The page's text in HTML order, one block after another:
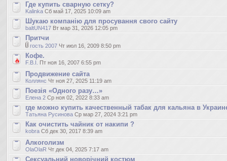
Где купить сварную сетку?
Kalinka Сб май 17, 2025 10:09 am
Шукаю компанію для просування свого сайту
baltUN417 Вт мар 31, 2026 12:05 pm
Притчи
гость 2007 Чт июл 16, 2009 8:50 pm
Кофе.
F.B.I. Пт ноя 16, 2007 6:55 pm
Продвижение сайта
Коллянс Чт ноя 27, 2025 11:19 am
Поезія «Одного разу…»
Елена 2 Ср ноя 02, 2022 8:33 am
где можно купить качественный табак для кальяна в
Татьяна Русинова Ср мар 27, 2024 3:21 pm
Как очистить чайник от накипи ?
kobra Сб дек 30, 2017 8:39 am
Алкоголизм
OlaOlaR Чт дек 04, 2025 7:17 am
Сексуальний новорічний костюм